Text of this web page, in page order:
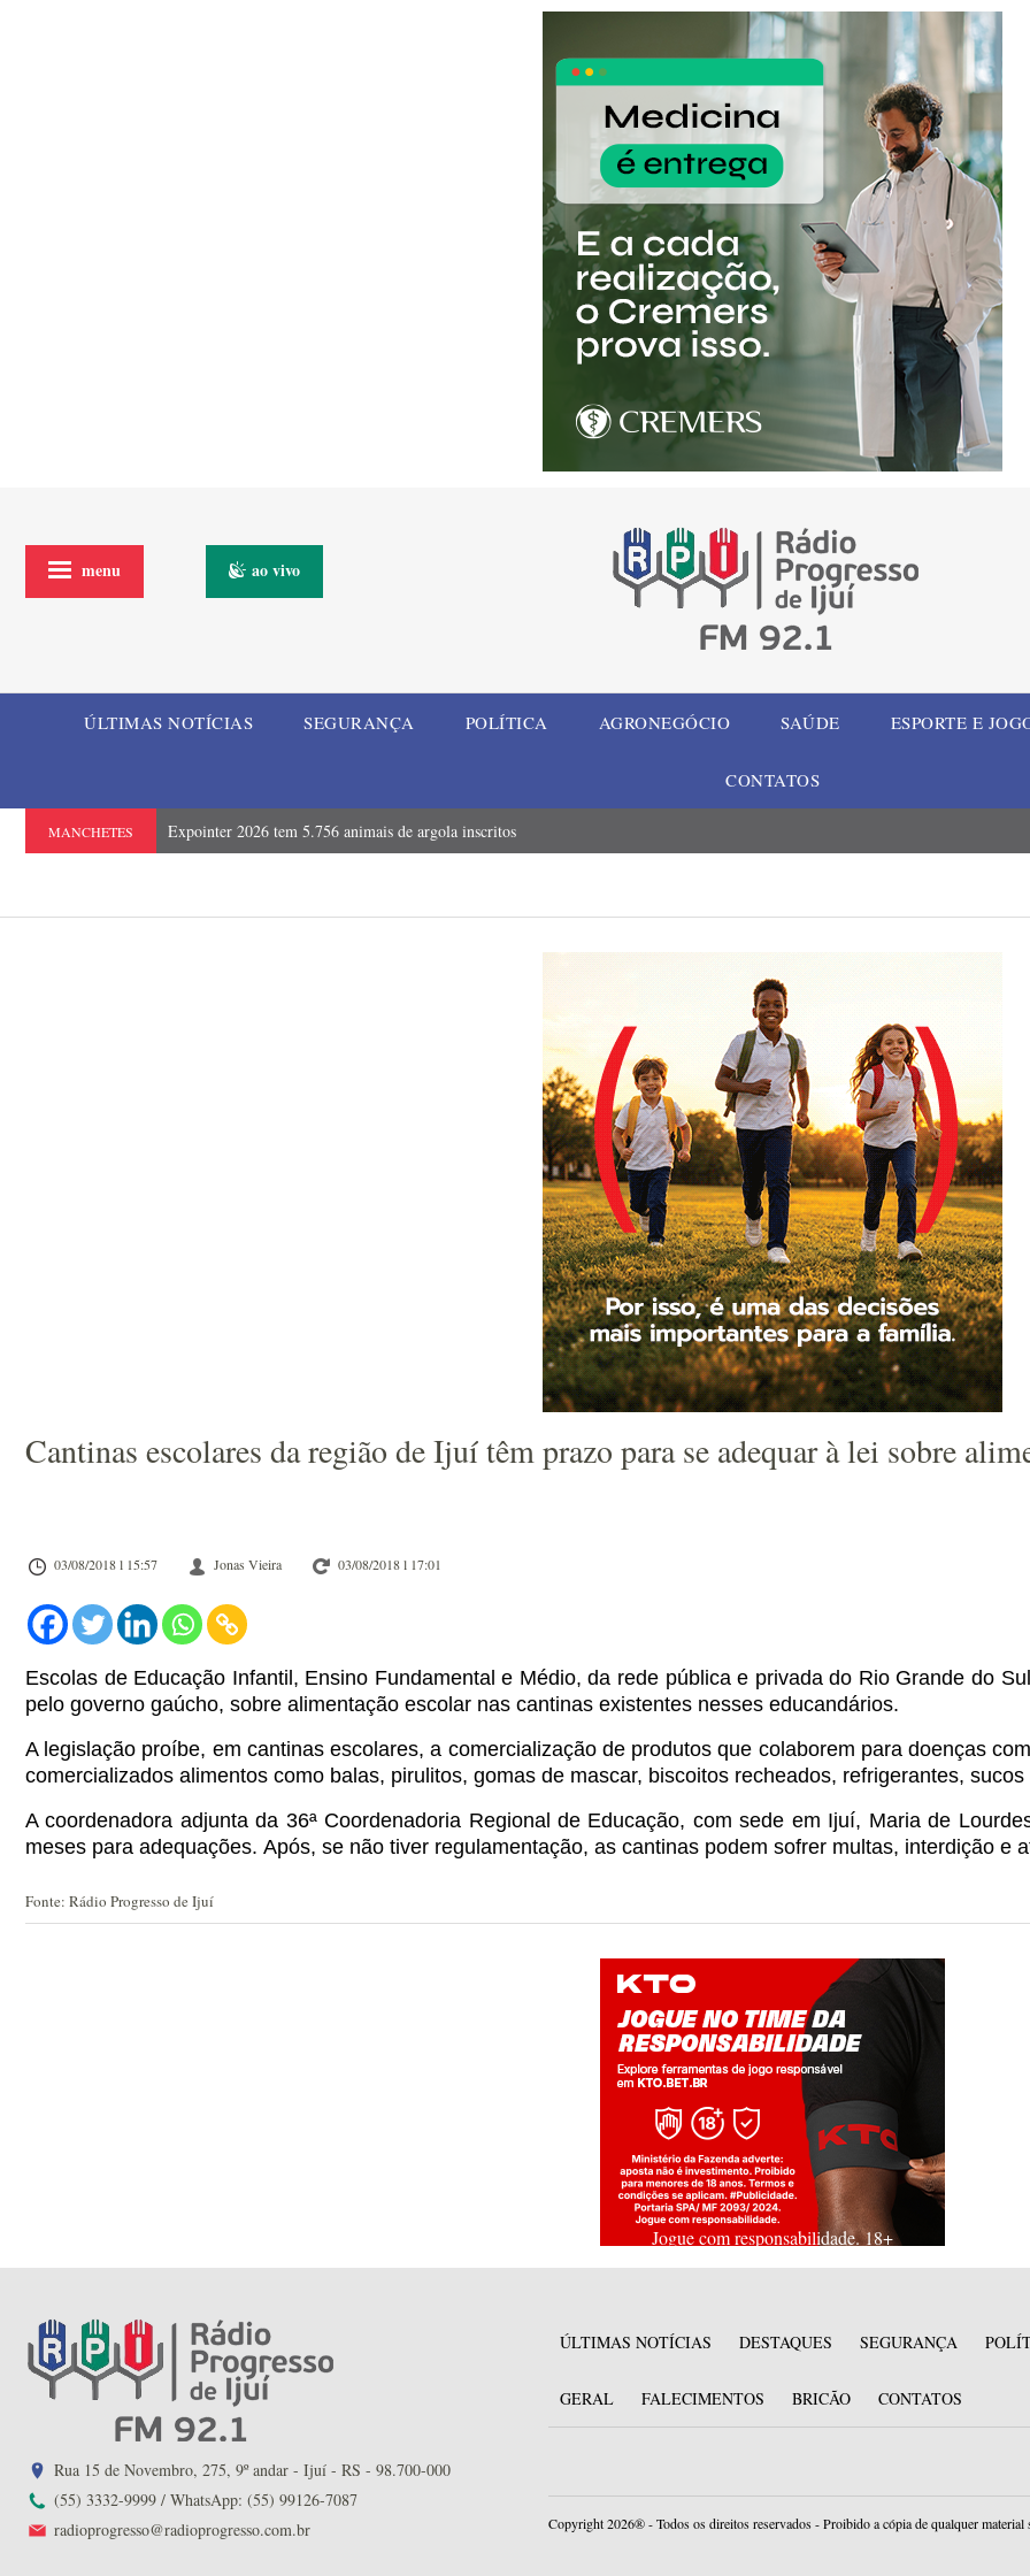
menu ao vivo
ÚLTIMAS NOTÍCIAS SEGURANÇA POLÍTICA AGRONEGÓCIO SAÚDE ESPORTE E
CONTATOS
MANCHETES Expointer 2026 tem 5.756 animais de argola inscritos
Cantinas escolares da região de Ijuí têm prazo para se adequar à lei sobre
03/08/2018 l 15:57 Jonas Vieira 03/08/2018 l 17:01
Escolas de Educação Infantil, Ensino Fundamental e Médio, da rede pública e privada do Rio Grande do
pelo governo gaúcho, sobre alimentação escolar nas cantinas existentes nesses educandários.
A legislação proíbe, em cantinas escolares, a comercialização de produtos que colaborem para doenças
comercializados alimentos como balas, pirulitos, gomas de mascar, biscoitos recheados, refrigerantes,
A coordenadora adjunta da 36ª Coordenadoria Regional de Educação, com sede em Ijuí, Maria de
meses para adequações. Após, se não tiver regulamentação, as cantinas podem sofrer multas, interdição e
Fonte: Rádio Progresso de Ijuí
Jogue com responsabilidade. 18+
Rua 15 de Novembro, 275, 9º andar - Ijuí - RS - 98.700-000
(55) 3332-9999 / WhatsApp: (55) 99126-7087
radioprogresso@radioprogresso.com.br
ÚLTIMAS NOTÍCIAS DESTAQUES SEGURANÇA
GERAL FALECIMENTOS BRICÃO CONTATOS
Copyright 2026® - Todos os direitos reservados - Proibido a cópia de qualquer material